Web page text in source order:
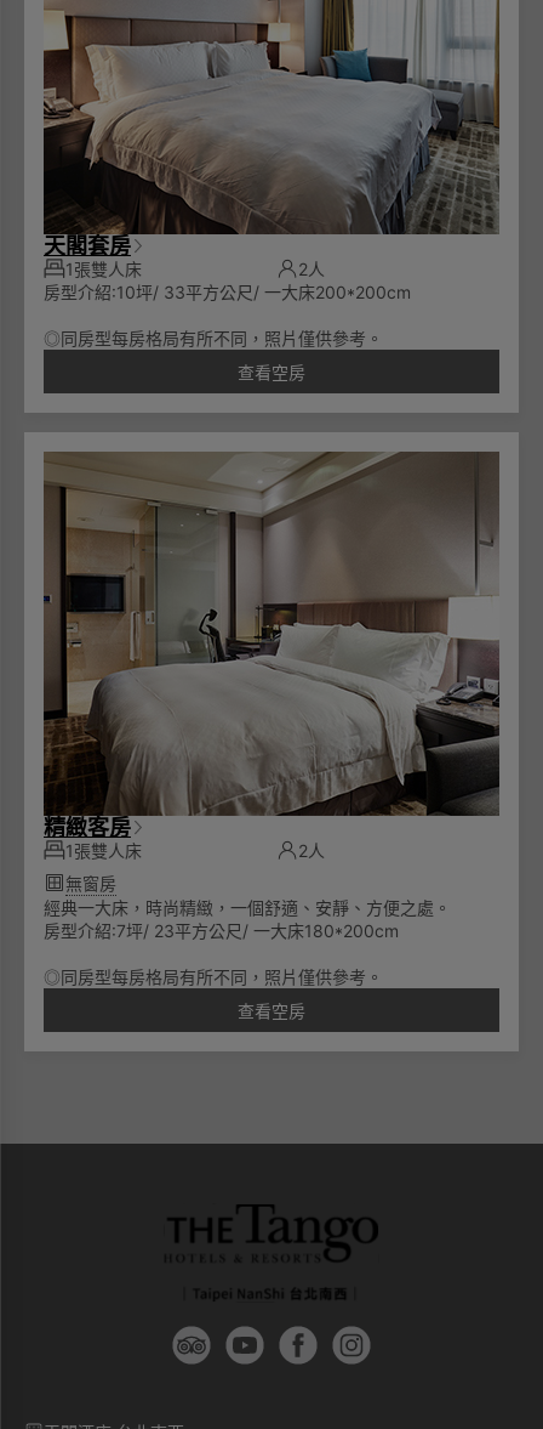
天閣套房
1張雙人床
2人
房型介紹:10坪/ 33平方公尺/ 一大床200*200cm
◎同房型每房格局有所不同，照片僅供參考。
查看空房
精緻客房
1張雙人床
2人
無窗房
經典一大床，時尚精緻，一個舒適、安靜、方便之處。
房型介紹:7坪/ 23平方公尺/ 一大床180*200cm
◎同房型每房格局有所不同，照片僅供參考。
查看空房